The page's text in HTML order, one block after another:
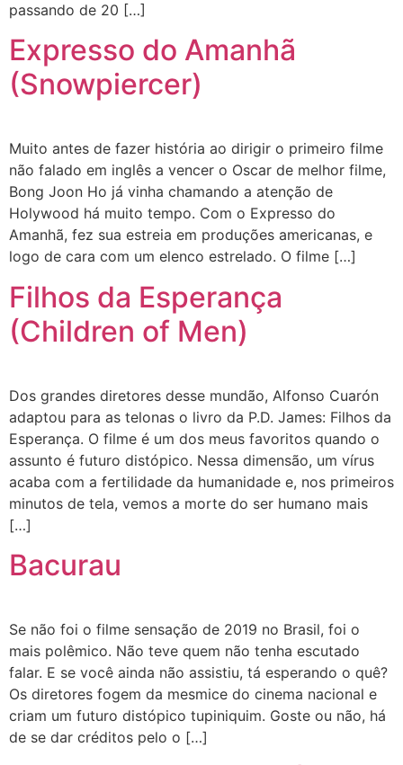
passando de 20 […]
Expresso do Amanhã
(Snowpiercer)
Muito antes de fazer história ao dirigir o primeiro filme
não falado em inglês a vencer o Oscar de melhor filme,
Bong Joon Ho já vinha chamando a atenção de
Holywood há muito tempo. Com o Expresso do
Amanhã, fez sua estreia em produções americanas, e
logo de cara com um elenco estrelado. O filme […]
Filhos da Esperança
(Children of Men)
Dos grandes diretores desse mundão, Alfonso Cuarón
adaptou para as telonas o livro da P.D. James: Filhos da
Esperança. O filme é um dos meus favoritos quando o
assunto é futuro distópico. Nessa dimensão, um vírus
acaba com a fertilidade da humanidade e, nos primeiros
minutos de tela, vemos a morte do ser humano mais
[…]
Bacurau
Se não foi o filme sensação de 2019 no Brasil, foi o
mais polêmico. Não teve quem não tenha escutado
falar. E se você ainda não assistiu, tá esperando o quê?
Os diretores fogem da mesmice do cinema nacional e
criam um futuro distópico tupiniquim. Goste ou não, há
de se dar créditos pelo o […]